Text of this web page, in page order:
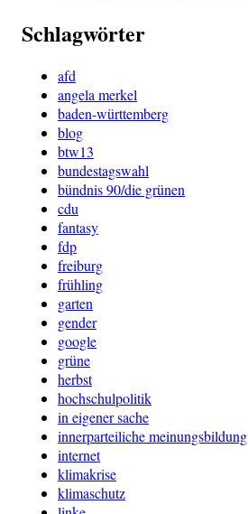
Schlagwörter
afd
angela merkel
baden-württemberg
blog
btw13
bundestagswahl
bündnis 90/die grünen
cdu
fantasy
fdp
freiburg
frühling
garten
gender
google
grüne
herbst
hochschulpolitik
in eigener sache
innerparteiliche meinungsbildung
internet
klimakrise
klimaschutz